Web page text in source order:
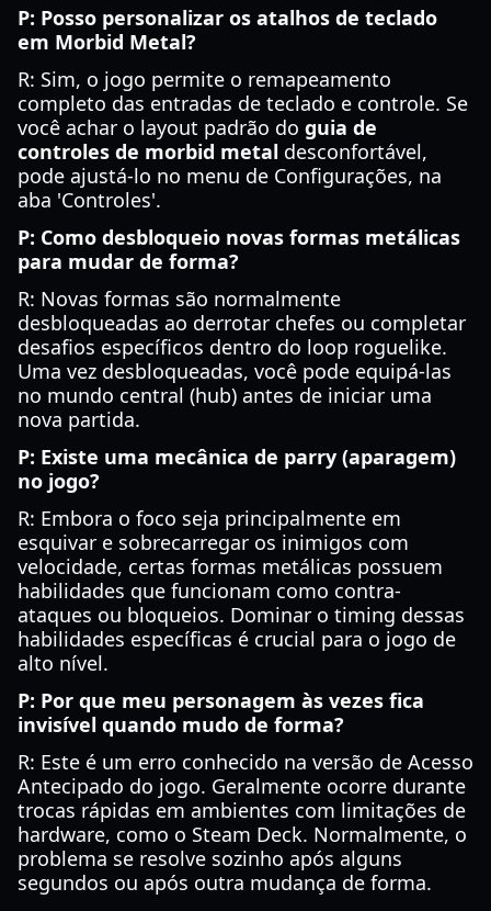
P: Posso personalizar os atalhos de teclado
em Morbid Metal?
R: Sim, o jogo permite o remapeamento
completo das entradas de teclado e controle. Se
você achar o layout padrão do guia de
controles de morbid metal desconfortável,
pode ajustá-lo no menu de Configurações, na
aba 'Controles'.
P: Como desbloqueio novas formas metálicas
para mudar de forma?
R: Novas formas são normalmente
desbloqueadas ao derrotar chefes ou completar
desafios específicos dentro do loop roguelike.
Uma vez desbloqueadas, você pode equipá-las
no mundo central (hub) antes de iniciar uma
nova partida.
P: Existe uma mecânica de parry (aparagem)
no jogo?
R: Embora o foco seja principalmente em
esquivar e sobrecarregar os inimigos com
velocidade, certas formas metálicas possuem
habilidades que funcionam como contra-
ataques ou bloqueios. Dominar o timing dessas
habilidades específicas é crucial para o jogo de
alto nível.
P: Por que meu personagem às vezes fica
invisível quando mudo de forma?
R: Este é um erro conhecido na versão de Acesso
Antecipado do jogo. Geralmente ocorre durante
trocas rápidas em ambientes com limitações de
hardware, como o Steam Deck. Normalmente, o
problema se resolve sozinho após alguns
segundos ou após outra mudança de forma.